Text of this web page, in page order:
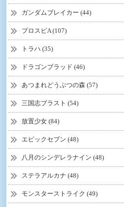
ガンダムブレイカー (44)
プロスピA (107)
トラハ (35)
ドラゴンブラッド (46)
あつまれどうぶつの森 (57)
三国志ブラスト (54)
放置少女 (84)
エピックセブン (48)
八月のシンデレラナイン (48)
ステラアルカナ (48)
モンスターストライク (49)